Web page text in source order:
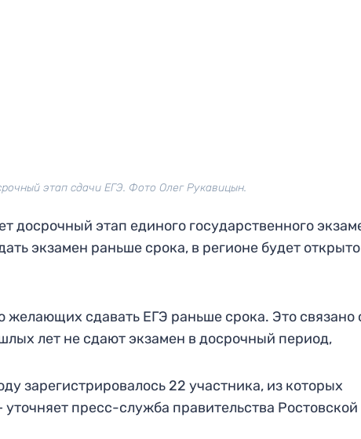
этап сдачи ЕГЭ. Фото Олег Рукавицын.
досрочный этап единого государственного
экзамен раньше срока, в регионе будет
желающих сдавать ЕГЭ раньше срока. Это связано
лет не сдают экзамен в досрочный период,
зарегистрировалось 22 участника, из которых
пресс-служба правительства Ростовской